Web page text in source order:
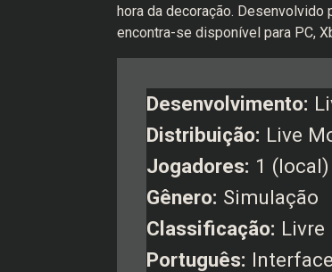
hora da decoração.
encontra-se disponível para PC,
Desenvolvimento:
Distribuição: Live
Jogadores: 1 (local)
Gênero: Simulação
Classificação: Livre
Português: